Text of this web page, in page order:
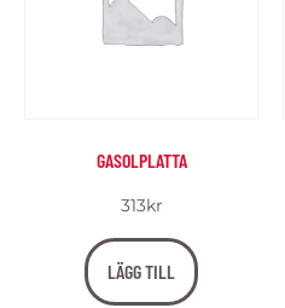
GASOLPLATTA
313kr
LÄGG TILL